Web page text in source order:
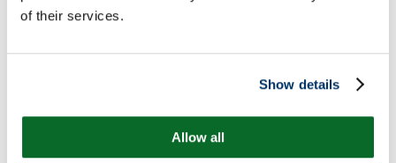
of their services.
Show details
Allow all